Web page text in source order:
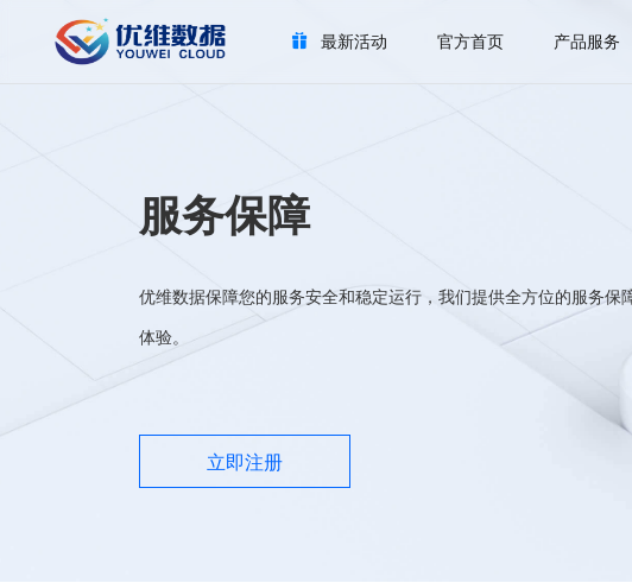
最新活动 官方首页 产品服务
服务保障
优维数据保障您的服务安全和稳定运行，我们提供全方位的服务保
体验。
立即注册